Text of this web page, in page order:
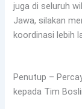
juga di seluruh
Jawa, silakan
koordinasi lebih
Penutup –
kepada Tim